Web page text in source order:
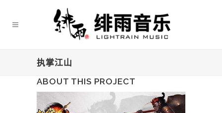
执掌江山
ABOUT THIS PROJECT